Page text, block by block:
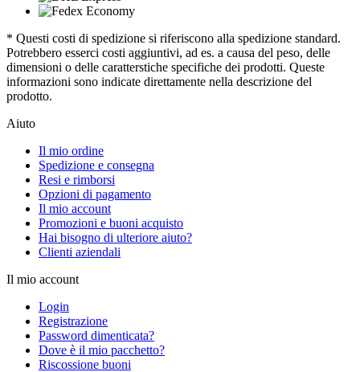
* Questi costi di spedizione si riferiscono alla spedizione standard.
Potrebbero esserci costi aggiuntivi, ad es. a causa del peso, delle
dimensioni o delle caratterstiche specifiche dei prodotti. Queste
informazioni sono indicate direttamente nella descrizione del
prodotto.
Aiuto
Il mio ordine
Spedizione e consegna
Resi e rimborsi
Opzioni di pagamento
Il mio account
Promozioni e buoni acquisto
Hai bisogno di ulteriore aiuto?
Clienti aziendali
Il mio account
Login
Registrazione
Password dimenticata?
Dove è il mio pacchetto?
Riscossione buoni